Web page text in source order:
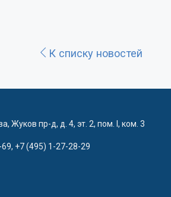
К списку новостей
Жуков пр-д, д. 4, эт. 2, пом. I, ком. 3
, +7 (495) 1-27-28-29